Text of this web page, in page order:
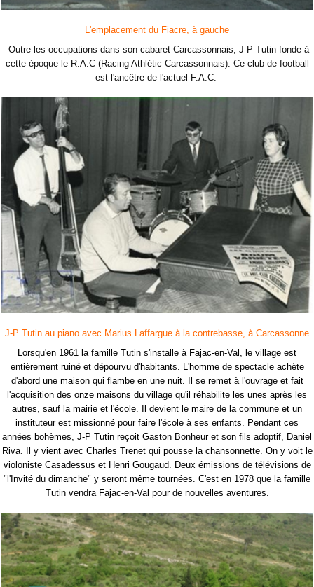
L'emplacement du Fiacre, à gauche
Outre les occupations dans son cabaret Carcassonnais, J-P Tutin fonde à
cette époque le R.A.C (Racing Athlétic Carcassonnais). Ce club de football
est l'ancêtre de l'actuel F.A.C.
J-P Tutin au piano avec Marius Laffargue à la contrebasse, à Carcassonne
Lorsqu'en 1961 la famille Tutin s'installe à Fajac-en-Val, le village est
entièrement ruiné et dépourvu d'habitants. L'homme de spectacle achète
d'abord une maison qui flambe en une nuit. Il se remet à l'ouvrage et fait
l'acquisition des onze maisons du village qu'il réhabilite les unes après les
autres, sauf la mairie et l'école. Il devient le maire de la commune et un
instituteur est missionné pour faire l'école à ses enfants. Pendant ces
années bohèmes, J-P Tutin reçoit Gaston Bonheur et son fils adoptif, Daniel
Riva. Il y vient avec Charles Trenet qui pousse la chansonnette. On y voit le
violoniste Casadessus et Henri Gougaud. Deux émissions de télévisions de
"l'Invité du dimanche" y seront même tournées. C'est en 1978 que la famille
Tutin vendra Fajac-en-Val pour de nouvelles aventures.